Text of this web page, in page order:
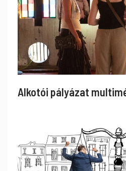
Alkotói pályázat